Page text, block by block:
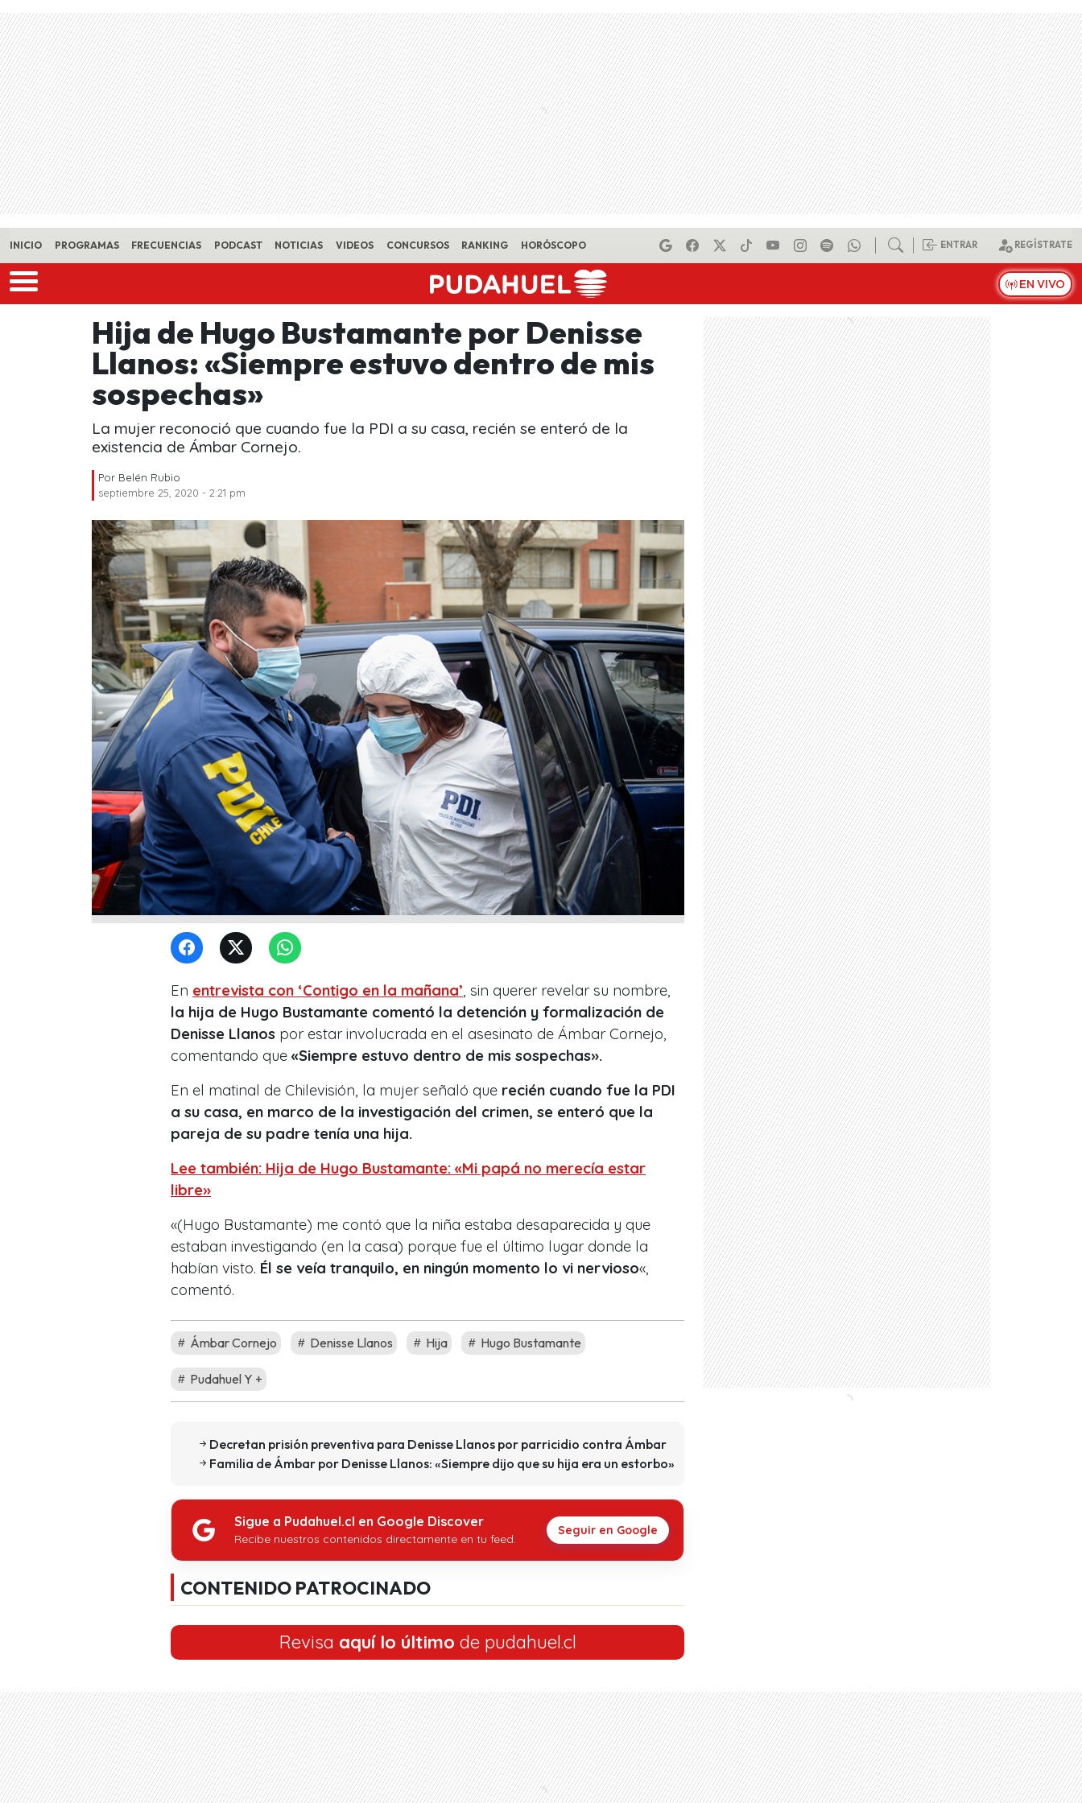
Skip to main content
INICIO PROGRAMAS FRECUENCIAS PODCAST NOTICIAS VIDEOS CONCURSOS RANKING HORÓSCOPO ENTRAR REGÍSTRATE
EN VIVO
Hija de Hugo Bustamante por Denisse
Llanos: «Siempre estuvo dentro de mis
sospechas»
La mujer reconoció que cuando fue la PDI a su casa, recién se enteró de la
existencia de Ámbar Cornejo.
Por Belén Rubio
septiembre 25, 2020 - 2:21 pm
En entrevista con ‘Contigo en la mañana’ , sin querer revelar su nombre,
la hija de Hugo Bustamante comentó la detención y formalización de
Denisse Llanos por estar involucrada en el asesinato de Ámbar Cornejo,
comentando que «Siempre estuvo dentro de mis sospechas».
En el matinal de Chilevisión, la mujer señaló que recién cuando fue la PDI
a su casa, en marco de la investigación del crimen, se enteró que la
pareja de su padre tenía una hija.
Lee también: Hija de Hugo Bustamante: «Mi papá no merecía estar
libre»
«(Hugo Bustamante) me contó que la niña estaba desaparecida y que
estaban investigando (en la casa) porque fue el último lugar donde la
habían visto. Él se veía tranquilo, en ningún momento lo vi nervioso«,
comentó.
Ámbar Cornejo Denisse Llanos Hija Hugo Bustamante
Pudahuel Y +
Decretan prisión preventiva para Denisse Llanos por parricidio contra Ámbar
Familia de Ámbar por Denisse Llanos: «Siempre dijo que su hija era un estorbo»
Sigue a Pudahuel.cl en Google Discover
Recibe nuestros contenidos directamente en tu feed.
Seguir en Google
CONTENIDO PATROCINADO
Revisa aquí lo último de pudahuel.cl